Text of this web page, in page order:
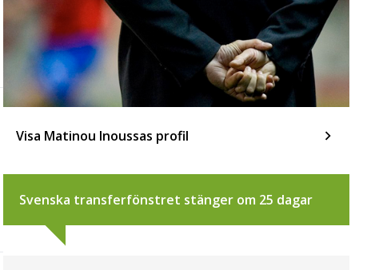
Visa Matinou Inoussas profil
Svenska transferfönstret stänger om 25 dagar